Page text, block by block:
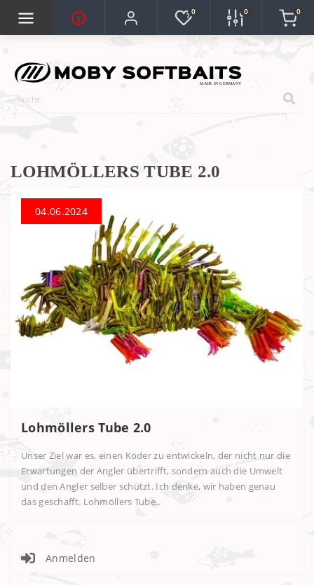
0 0 0
LOHMÖLLERS TUBE 2.0
04.06.2024
Lohmöllers Tube 2.0
Unser Ziel war es, einen Köder zu entwickeln, der nicht nur die
Erwartungen der Angler übertrifft, sondern auch die Umwelt
und den Angler selber schützt. Ich denke, wir haben genau
das geschafft. Lohmöllers Tube..
Anmelden